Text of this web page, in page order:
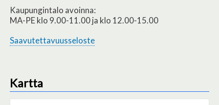
Kaupungintalo avoinna:
MA-PE klo 9.00-11.00 ja klo 12.00-15.00
Saavutettavuusseloste
Kartta